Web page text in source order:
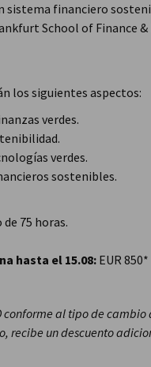
sistema financiero
School of Finance
los siguientes aspectos:
verdes.
verdes.
sostenibles.
75 horas.
hasta el 15.08:EUR 850*
conforme al tipo de
recibe un descuento